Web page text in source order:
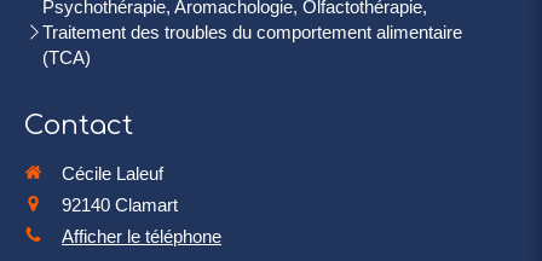
Psychothérapie, Aromachologie, Olfactothérapie,
Traitement des troubles du comportement alimentaire
(TCA)
Contact
Cécile Laleuf
92140 Clamart
Afficher le téléphone